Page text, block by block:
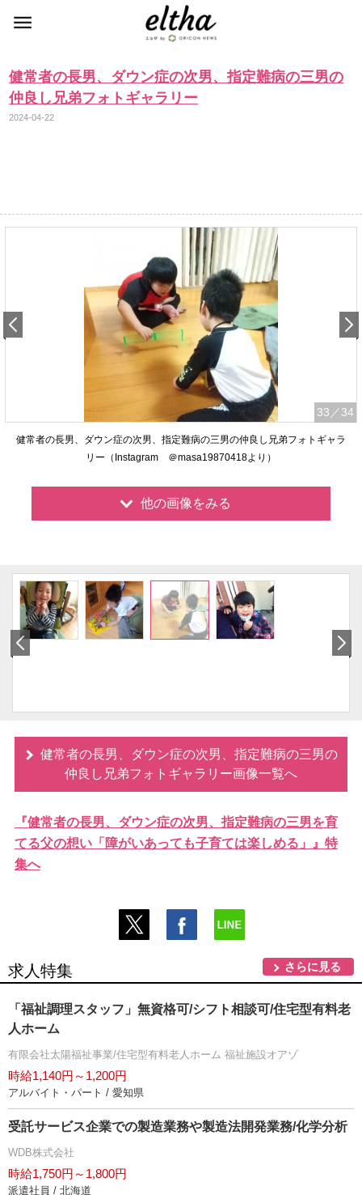
健常者の長男、ダウン症の次男、指定難病の三男の
仲良し兄弟フォトギャラリー
2024-04-22
33 ／34
健常者の長男、ダウン症の次男、指定難病の三男の仲良し兄弟フォトギャラ
リー（Instagram ＠masa19870418より）
他の画像をみる
健常者の長男、ダウン症の次男、指定難病の三男の
仲良し兄弟フォトギャラリー画像一覧へ
『健常者の長男、ダウン症の次男、指定難病の三男を育
てる父の想い「障がいあっても子育ては楽しめる」』特
集へ
求人特集 さらに見る
「福祉調理スタッフ」無資格可/シフト相談可/住宅型有料老
人ホーム
有限会社太陽福祉事業/住宅型有料老人ホーム 福祉施設オアゾ
時給1,140円～1,200円
アルバイト・パート / 愛知県
受託サービス企業での製造業務や製造法開発業務/化学分析
WDB株式会社
時給1,750円～1,800円
派遣社員 / 北海道